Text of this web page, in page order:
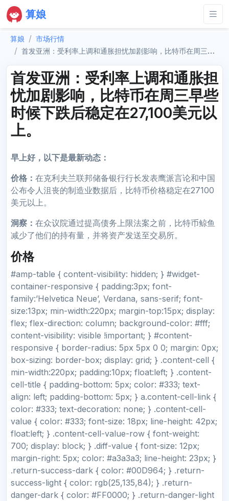
算娘
算娘
市场行情
首发亚洲：受利率上调和通胀担忧加剧影响，比特币在周三早些时候下跌后稳定在27,100美元以上。
首发亚洲：受利率上调和通胀担
忧加剧影响，比特币在周三早些
时候下跌后稳定在27,100美元以
上。
早上好，以下是最新动态：
价格： 在克利夫兰联邦储备银行行长发表鹰派言论和中国
公布令人沮丧的制造业数据后，比特币价格稳定在27100
美元以上。
洞察： 在众议院通过提高债务上限法案之前，比特币鲸鱼
减少了他们的持有量，并将资产发送至交易所。
价格
#amp-table { content-visibility: hidden; } #widget-
container-responsive { padding:3px; font-
family:’Helvetica Neue’, Verdana, sans-serif; font-
size:13px; min-width:220px; margin-top:15px; display:
flex; flex-direction: column; background-color: #fff;
content-visibility: visible !important; } #content-
responsive { border-radius: 5px 5px 0 0; margin: 0px;
box-sizing: border-box; display: grid; } .content-cell {
min-width:220px; padding:10px; float:left; } .content-
cell-title { padding-bottom: 5px; color: #333; text-
align: left; padding-bottom: 5px; } a.content-cell-link {
color: #333; text-decoration: none; } .content-cell-
value { color: #333; font-size: 18px; line-height: 42px;
float:left; } .content-cell-value-row { font-weight:
700; display: block; } .diff-value { font-size: 12px;
margin-right: 5px; color: #a3a3a3; line-height: 23px; }
.return-success-dark { color: #00D964; } .return-
success-light { color: rgb(25,135,84); } .return-
danger-dark { color: #FF0000; } .return-danger-light